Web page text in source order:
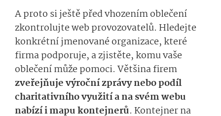
A proto si ještě před vhozením oblečení
zkontrolujte web provozovatelů. Hledejte
konkrétní jmenované organizace, které
firma podporuje, a zjistěte, komu vaše
oblečení může pomoci. Většina firem
zveřejňuje výroční zprávy nebo podíl
charitativního využití a na svém webu
nabízí i mapu kontejnerů. Kontejner na